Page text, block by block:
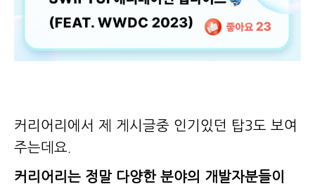
커리어리에서 제 게시글중 인기있던 탑3도 보여
주는데요.
커리어리는 정말 다양한 분야의 개발자분들이